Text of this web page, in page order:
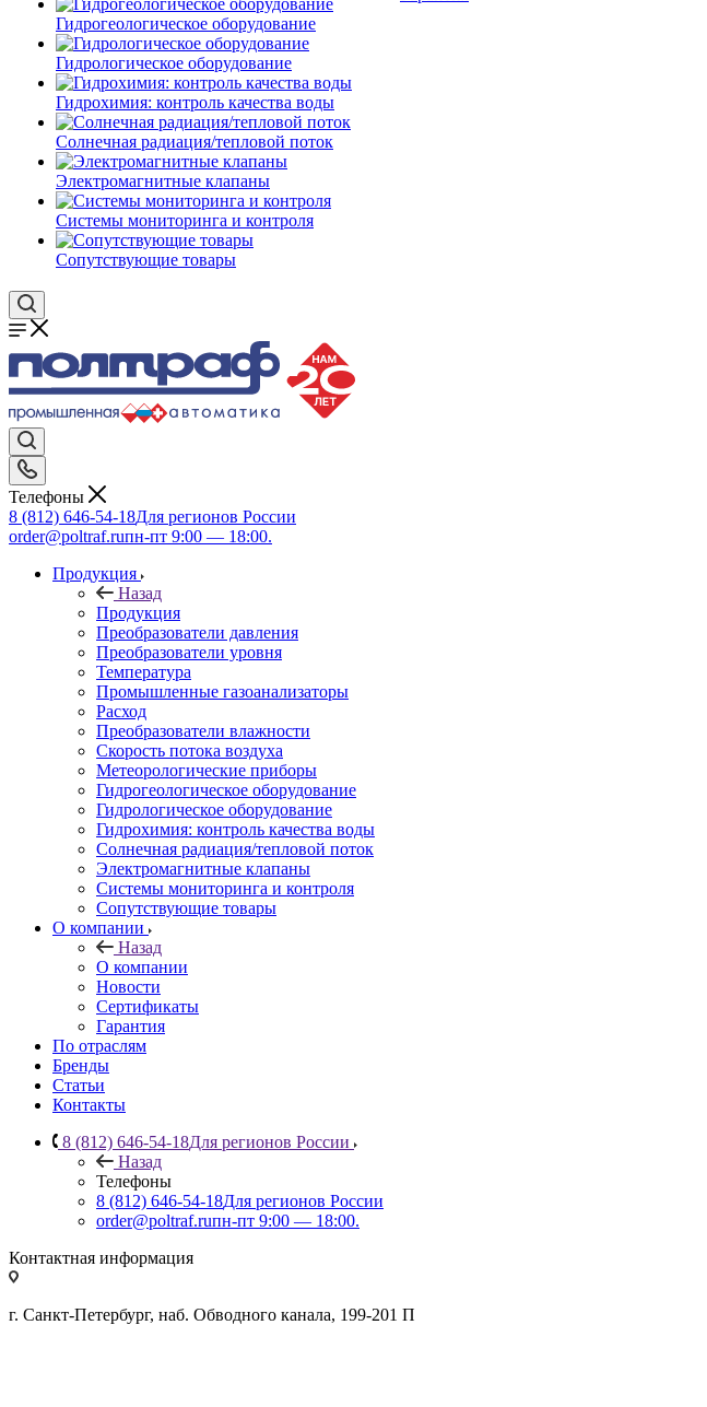
Гидрогеологическое оборудование
Гидрологическое оборудование
Гидрохимия: контроль качества воды
Солнечная радиация/тепловой поток
Электромагнитные клапаны
Системы мониторинга и контроля
Сопутствующие товары
Телефоны
8 (812) 646-54-18Для регионов России
order@poltraf.ruпн-пт 9:00 — 18:00.
Продукция
Назад
Продукция
Преобразователи давления
Преобразователи уровня
Температура
Промышленные газоанализаторы
Расход
Преобразователи влажности
Скорость потока воздуха
Метеорологические приборы
Гидрогеологическое оборудование
Гидрологическое оборудование
Гидрохимия: контроль качества воды
Солнечная радиация/тепловой поток
Электромагнитные клапаны
Системы мониторинга и контроля
Сопутствующие товары
О компании
Назад
О компании
Новости
Сертификаты
Гарантия
По отраслям
Бренды
Статьи
Контакты
8 (812) 646-54-18Для регионов России
Назад
Телефоны
8 (812) 646-54-18Для регионов России
order@poltraf.ruпн-пт 9:00 — 18:00.
Контактная информация
г. Санкт-Петербург, наб. Обводного канала, 199-201 П